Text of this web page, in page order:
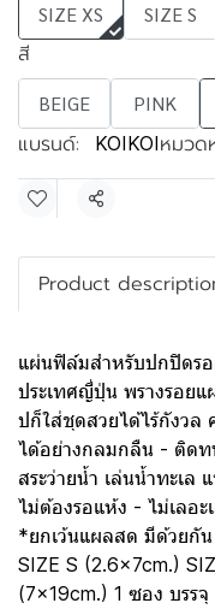
SIZE XS SIZE S
สี
BEIGE PINK
แบรนด์: KOIKOIหมวด
แชร์
Product
แผ่นฟิล์มสำหรับปกปิดรอ
ประเทศญี่ปุ่น พรางรอย
ปก็ใส่ชุดสวยได้ไร้กังวล
ได้อย่างกลมกลืน - ติดท
สระว่ายน้ำ เล่นน้ำทะเล
ไม่ต้องรอแห้ง - ไม่เลอ
*ยกเว้นแผลสด มีด้วยกั
SIZE S (2.6x7cm.)
(7x19cm.) 1 ซอง บรร